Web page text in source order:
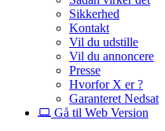
Sikkerhed
Kontakt
Vil du udstille
Vil du annoncere
Presse
Hvorfor X er ?
Garanteret Nedsat
Gå til Web Version